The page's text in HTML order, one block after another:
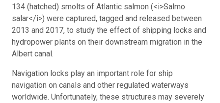
134 (hatched) smolts of Atlantic salmon (<i>Salmo
salar</i>) were captured, tagged and released between
2013 and 2017, to study the effect of shipping locks and
hydropower plants on their downstream migration in the
Albert canal.
Navigation locks play an important role for ship
navigation on canals and other regulated waterways
worldwide. Unfortunately, these structures may severely